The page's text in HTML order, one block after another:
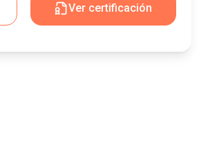
Ver certificación